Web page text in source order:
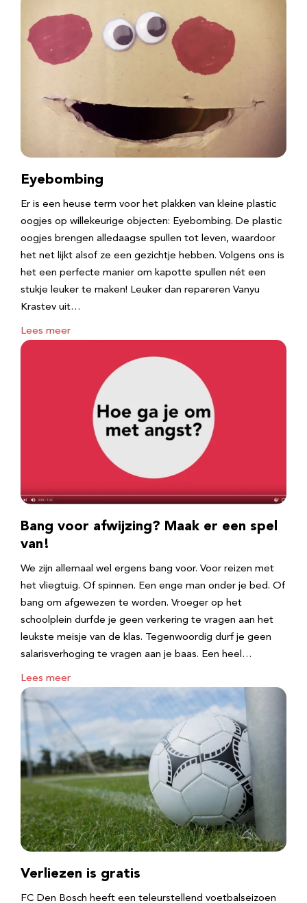
Eyebombing
Er is een heuse term voor het plakken van kleine plastic
oogjes op willekeurige objecten: Eyebombing. De plastic
oogjes brengen alledaagse spullen tot leven, waardoor
het net lijkt alsof ze een gezichtje hebben. Volgens ons is
het een perfecte manier om kapotte spullen nét een
stukje leuker te maken! Leuker dan repareren Vanyu
Krastev uit…
Lees meer
Bang voor afwijzing? Maak er een spel
van!
We zijn allemaal wel ergens bang voor. Voor reizen met
het vliegtuig. Of spinnen. Een enge man onder je bed. Of
bang om afgewezen te worden. Vroeger op het
schoolplein durfde je geen verkering te vragen aan het
leukste meisje van de klas. Tegenwoordig durf je geen
salarisverhoging te vragen aan je baas. Een heel…
Lees meer
Verliezen is gratis
FC Den Bosch heeft een teleurstellend voetbalseizoen